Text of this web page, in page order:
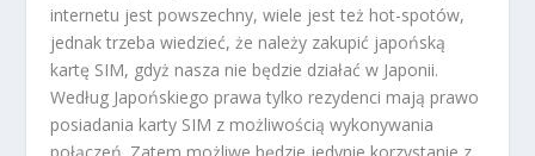
internetu jest powszechny, wiele jest też hot-spotów,
jednak trzeba wiedzieć, że należy zakupić japońską
kartę SIM, gdyż nasza nie będzie działać w Japonii.
Według Japońskiego prawa tylko rezydenci mają prawo
posiadania karty SIM z możliwością wykonywania
połączeń. Zatem możliwe będzie jedynie korzystanie z